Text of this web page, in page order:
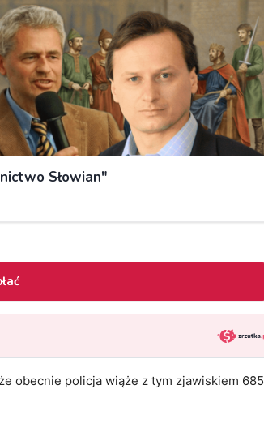
obecnie policja wiąże z tym zjawiskiem 685